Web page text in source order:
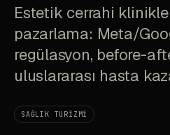
Estetik cerrahi
pazarlama: Meta/
regülasyon, before-
uluslararası hasta
SAĞLIK TURIZMI